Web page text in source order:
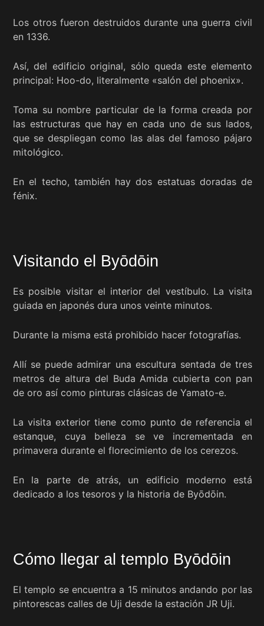
Los otros fueron destruidos durante una guerra civil
en 1336.
Así, del edificio original, sólo queda este elemento
principal: Hoo-do, literalmente «salón del phoenix».
Toma su nombre particular de la forma creada por
las estructuras que hay en cada uno de sus lados,
que se despliegan como las alas del famoso pájaro
mitológico.
En el techo, también hay dos estatuas doradas de
fénix.
Visitando el Byōdōin
Es posible visitar el interior del vestíbulo. La visita
guiada en japonés dura unos veinte minutos.
Durante la misma está prohibido hacer fotografías.
Allí se puede admirar una escultura sentada de tres
metros de altura del Buda Amida cubierta con pan
de oro así como pinturas clásicas de Yamato-e.
La visita exterior tiene como punto de referencia el
estanque, cuya belleza se ve incrementada en
primavera durante el florecimiento de los cerezos.
En la parte de atrás, un edificio moderno está
dedicado a los tesoros y la historia de Byōdōin.
Cómo llegar al templo Byōdōin
El templo se encuentra a 15 minutos andando por las
pintorescas calles de Uji desde la estación JR Uji.